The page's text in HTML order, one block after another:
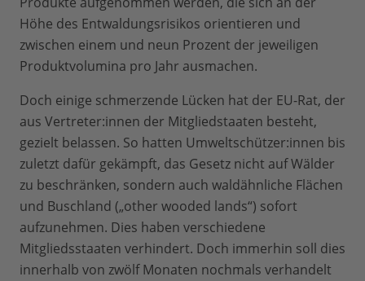
Höhe des Entwaldungsrisikos orientieren und
zwischen einem und neun Prozent der jeweiligen
Produktvolumina pro Jahr ausmachen.
Doch einige schmerzende Lücken hat der EU-Rat, der
aus Vertreter:innen der Mitgliedstaaten besteht,
gezielt belassen. So hatten Umweltschützer:innen bis
zuletzt dafür gekämpft, das Gesetz nicht auf Wälder
zu beschränken, sondern auch waldähnliche Flächen
und Buschland („other wooded lands“) sofort
aufzunehmen. Dies haben verschiedene
Mitgliedsstaaten verhindert. Doch immerhin soll dies
innerhalb von zwölf Monaten nochmals verhandelt